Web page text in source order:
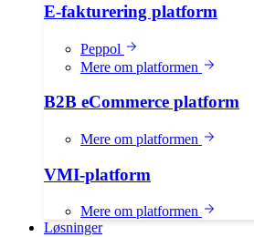
E-fakturering platform
Peppol
Mere om platformen
B2B eCommerce platform
Mere om platformen
VMI-platform
Mere om platformen
Løsninger